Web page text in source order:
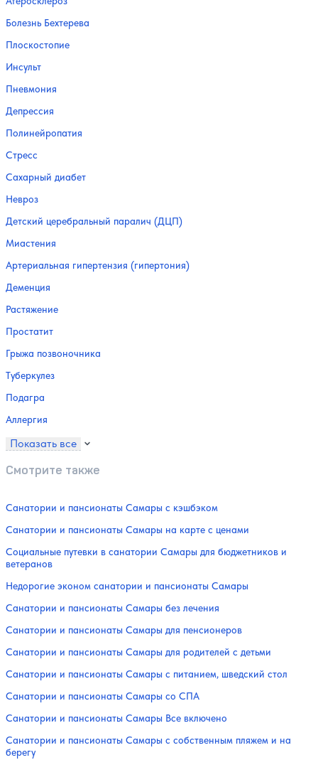
Болезнь Бехтерева
Плоскостопие
Инсульт
Пневмония
Депрессия
Полинейропатия
Стресс
Сахарный диабет
Невроз
Детский церебральный паралич (ДЦП)
Миастения
Артериальная гипертензия (гипертония)
Деменция
Растяжение
Простатит
Грыжа позвоночника
Туберкулез
Подагра
Аллергия
Показать все
Смотрите также
Санатории и пансионаты Самары с кэшбэком
Санатории и пансионаты Самары на карте с ценами
Социальные путевки в санатории Самары для бюджетников и
ветеранов
Недорогие эконом санатории и пансионаты Самары
Санатории и пансионаты Самары без лечения
Санатории и пансионаты Самары для пенсионеров
Санатории и пансионаты Самары для родителей с детьми
Санатории и пансионаты Самары с питанием, шведский стол
Санатории и пансионаты Самары со СПА
Санатории и пансионаты Самары Все включено
Санатории и пансионаты Самары с собственным пляжем и на
берегу